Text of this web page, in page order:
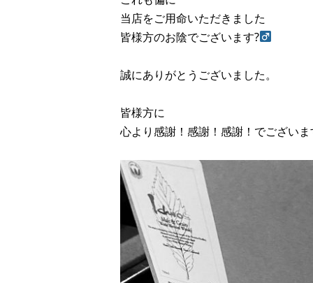
当店をご用命いただきました
皆様方のお陰でございます?‍
誠にありがとうございました。
皆様方に
心より感謝！感謝！感謝！でございま